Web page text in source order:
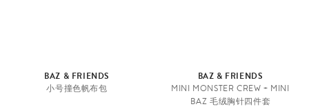
BAZ & FRIENDS
小号撞色帆布包
BAZ & FRIENDS
MINI MONSTER CREW + MINI
BAZ 毛绒胸针四件套